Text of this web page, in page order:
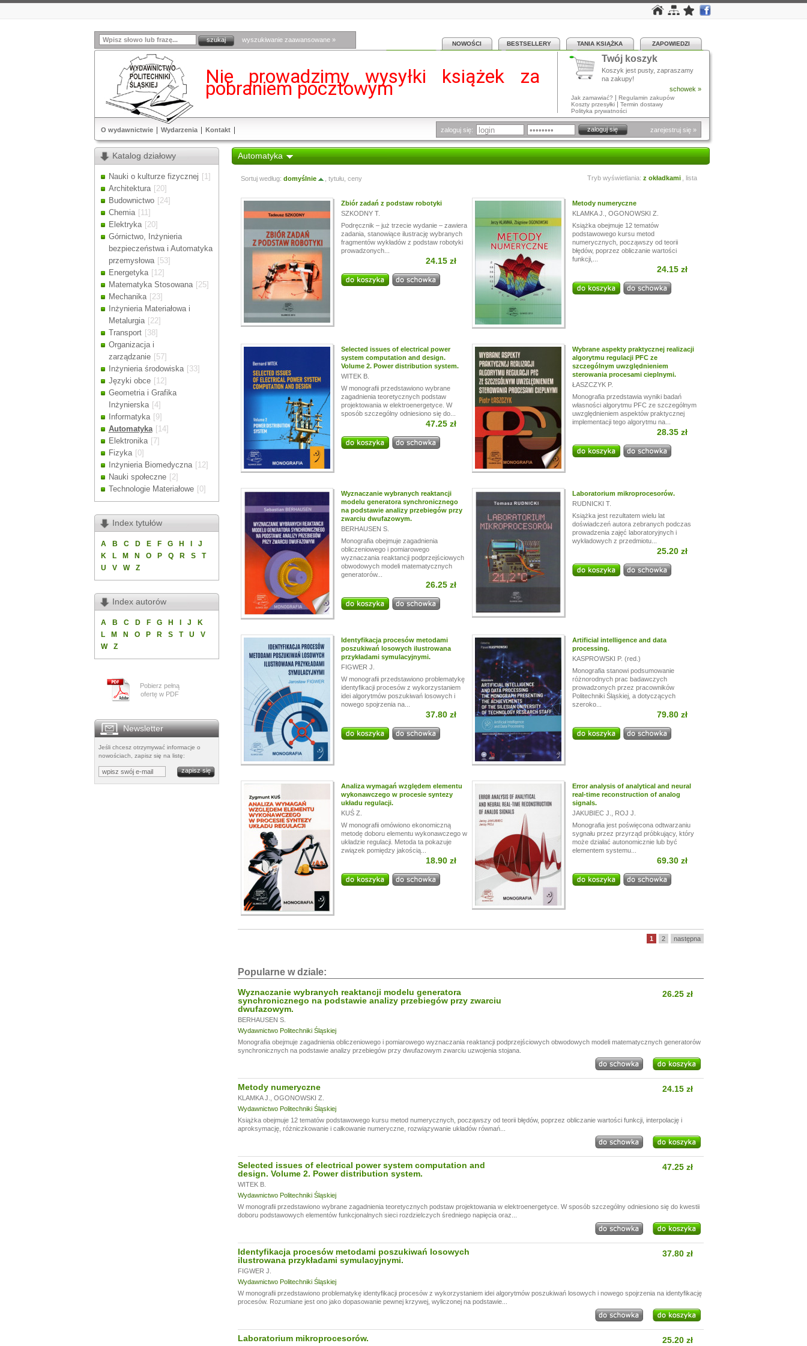
wyszukiwanie zaawansowane »
NOWOŚCI BESTSELLERY TANIA KSIĄŻKA ZAPOWIEDZI
Nie prowadzimy wysyłki książek za
pobraniem pocztowym
Drodzy Klienci!
Ze względu na przerwę wakacyjną, w dniach od
do24.07,
zamówienia mogą być realizowane z opóźnieniem.
Dziękujemy za wyrozumiałość.
Twój koszyk
Koszyk jest pusty, zapraszamy
na zakupy!
schowek »
Jak zamawiać? | Regulamin zakupów
Koszty przesyłki | Termin dostawy
Polityka prywatności
O wydawnictwie Wydarzenia Kontakt zaloguj się: zarejestruj się »
Katalog działowy
Nauki o kulturze fizycznej [1]
Architektura [20]
Budownictwo [24]
Chemia [11]
Elektryka [20]
Górnictwo, Inżynieria
bezpieczeństwa i Automatyka
przemysłowa [53]
Energetyka [12]
Matematyka Stosowana [25]
Mechanika [23]
Inżynieria Materiałowa i
Metalurgia [22]
Transport [38]
Organizacja i
zarządzanie [57]
Inżynieria środowiska [33]
Języki obce [12]
Geometria i Grafika
Inżynierska [4]
Informatyka [9]
Automatyka [14]
Elektronika [7]
Fizyka [0]
Inżynieria Biomedyczna [12]
Nauki społeczne [2]
Technologie Materiałowe [0]
Index tytułów
A B C D E F G H
J
K
L M N O P Q R S
T
U
V W Z
Index autorów
A B C D F G H J
K
L
M N O P R S T U
V
W
Z
Pobierz pełną
ofertę w PDF
Newsletter
Jeśli chcesz otrzymywać informacje o
nowościach, zapisz się na listę:
Automatyka
Sortuj według: domyślnie tytułu, ceny Tryb wyświetlania: z okładkami lista
Zbiór zadań z podstaw robotyki
SZKODNY T.
Podręcznik – już trzecie wydanie – zawiera
zadania, stanowiące ilustrację wybranych
fragmentów wykładów z podstaw robotyki
prowadzonych...
24.15 zł
Metody numeryczne
KLAMKA J.
OGONOWSKI Z.
Książka obejmuje 12 tematów
podstawowego kursu metod
numerycznych, począwszy od teorii
błędów, poprzez obliczanie wartości
funkcji,...
24.15 zł
Selected issues of electrical power
system computation and design.
Volume 2. Power distribution system.
WITEK B.
W monografii przedstawiono wybrane
zagadnienia teoretycznych podstaw
projektowania w elektroenergetyce. W
sposób szczególny odniesiono się do...
47.25 zł
Wybrane aspekty praktycznej realizacji
algorytmu regulacji PFC ze
szczególnym uwzględnieniem
sterowania procesami cieplnymi.
ŁASZCZYK P.
Monografia przedstawia wyniki badań
własności algorytmu PFC ze szczególnym
uwzględnieniem aspektów praktycznej
implementacji tego algorytmu na...
28.35 zł
Wyznaczanie wybranych reaktancji
modelu generatora synchronicznego
na podstawie analizy przebiegów przy
zwarciu dwufazowym.
BERHAUSEN S.
Monografia obejmuje zagadnienia
obliczeniowego i pomiarowego
wyznaczania reaktancji podprzejściowych
obwodowych modeli matematycznych
generatorów...
26.25 zł
Laboratorium mikroprocesorów.
RUDNICKI T.
Książka jest rezultatem wielu lat
doświadczeń autora zebranych podczas
prowadzenia zajęć laboratoryjnych i
wykładowych z przedmiotu...
25.20 zł
Identyfikacja procesów metodami
poszukiwań losowych ilustrowana
przykładami symulacyjnymi.
FIGWER J.
W monografii przedstawiono problematykę
identyfikacji procesów z wykorzystaniem
idei algorytmów poszukiwań losowych i
nowego spojrzenia na...
37.80 zł
Artificial intelligence and data
processing.
KASPROWSKI P. (red.)
Monografia stanowi podsumowanie
różnorodnych prac badawczych
prowadzonych przez pracowników
Politechniki Śląskiej, a dotyczących
szeroko...
79.80 zł
Analiza wymagań względem elementu
wykonawczego w procesie syntezy
układu regulacji.
KUŚ Z.
W monografii omówiono ekonomiczną
metodę doboru elementu wykonawczego w
układzie regulacji. Metoda ta pokazuje
związek pomiędzy jakością...
18.90 zł
Error analysis of analytical and neural
real-time reconstruction of analog
signals.
JAKUBIEC J.
ROJ J.
Monografia jest poświęcona odtwarzaniu
sygnału przez przyrząd próbkujący, który
może działać autonomicznie lub być
elementem systemu...
69.30 zł
1 2 następna
Popularne w dziale:
Wyznaczanie wybranych reaktancji modelu generatora
synchronicznego na podstawie analizy przebiegów przy zwarciu
dwufazowym.
BERHAUSEN S.
Wydawnictwo Politechniki Śląskiej
26.25 zł
Monografia obejmuje zagadnienia obliczeniowego i pomiarowego wyznaczania reaktancji podprzejściowych obwodowych modeli matematycznych generatorów
synchronicznych na podstawie analizy przebiegów przy dwufazowym zwarciu uzwojenia stojana.
Metody numeryczne
KLAMKA J.
OGONOWSKI Z.
Wydawnictwo Politechniki Śląskiej
24.15 zł
Książka obejmuje 12 tematów podstawowego kursu metod numerycznych, począwszy od teorii błędów, poprzez obliczanie wartości funkcji, interpolację i
aproksymację, różniczkowanie i całkowanie numeryczne, rozwiązywanie układów równań...
Selected issues of electrical power system computation and
design. Volume 2. Power distribution system.
WITEK B.
Wydawnictwo Politechniki Śląskiej
47.25 zł
W monografii przedstawiono wybrane zagadnienia teoretycznych podstaw projektowania w elektroenergetyce. W sposób szczególny odniesiono się do kwestii
doboru podstawowych elementów funkcjonalnych sieci rozdzielczych średniego napięcia oraz...
Identyfikacja procesów metodami poszukiwań losowych
ilustrowana przykładami symulacyjnymi.
FIGWER J.
Wydawnictwo Politechniki Śląskiej
37.80 zł
W monografii przedstawiono problematykę identyfikacji procesów z wykorzystaniem idei algorytmów poszukiwań losowych i nowego spojrzenia na identyfikację
procesów. Rozumiane jest ono jako dopasowanie pewnej krzywej, wyliczonej na podstawie...
Laboratorium mikroprocesorów. 25.20 zł